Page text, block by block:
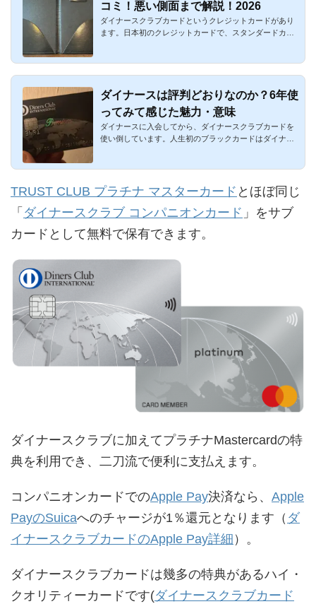
コミ！悪い側面まで解説！2026
ダイナースクラブカードというクレジットカードがあり
ます。日本初のクレジットカードで、スタンダードカー
ダイナースは評判どおりなのか？6年使
ってみて感じた魅力・意味
ダイナースに入会してから、ダイナースクラブカードを
使い倒しています。人生初のブラックカードはダイナー
TRUST CLUB プラチナ マスターカード とほぼ同じ
「 ダイナースクラブ コンパニオンカード 」をサブ
カードとして無料で保有できます。
ダイナースクラブに加えてプラチナMastercardの特
典を利用でき、二刀流で便利に支払えます。
コンパニオンカードでのApple Pay決済なら、 Apple
PayのSuicaへのチャージが1％還元となります（ ダ
イナースクラブカードのApple Pay詳細 ）。
ダイナースクラブカードは幾多の特典があるハイ・
クオリティーカードです(ダイナースクラブカード